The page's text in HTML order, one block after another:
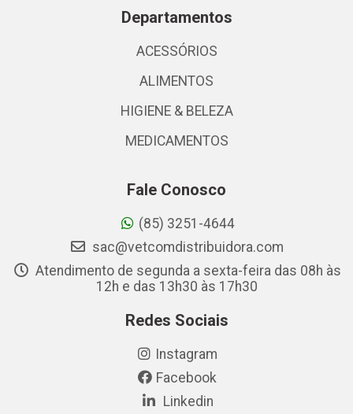
Departamentos
ACESSÓRIOS
ALIMENTOS
HIGIENE & BELEZA
MEDICAMENTOS
Fale Conosco
(85) 3251-4644
sac@vetcomdistribuidora.com
Atendimento de segunda a sexta-feira das 08h às
12h e das 13h30 às 17h30
Redes Sociais
Instagram
Facebook
Linkedin